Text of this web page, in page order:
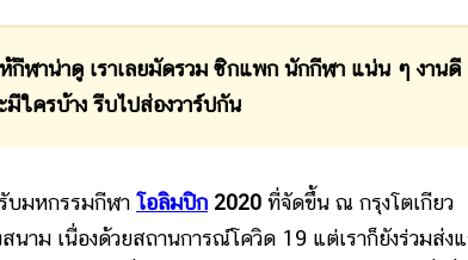
น่าดู เราเลยมัดรวม ซิกแพก นักกีฬา แน่น ๆ งานดี
ใครบ้าง รีบไปส่องวาร์ปกัน
มหกรรมกีฬา โอลิมปิก 2020 ที่จัดขึ้น ณ กรุงโตเกียว
าม เนื่องด้วยสถานการณ์โควิด 19 แต่เราก็ยังร่วมส่งแ